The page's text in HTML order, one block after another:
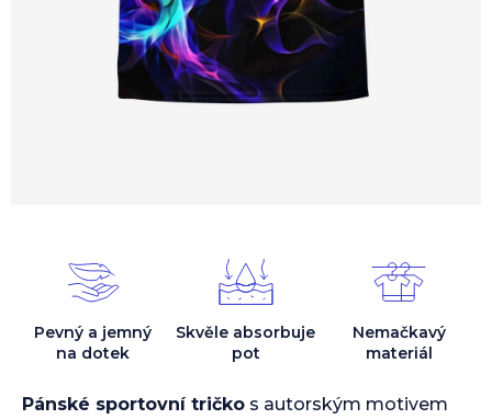
Pánské sportovní tričko s autorským motivem
Pevný a jemný
na dotek
Skvěle absorbuje
pot
Nemačkavý
materiál